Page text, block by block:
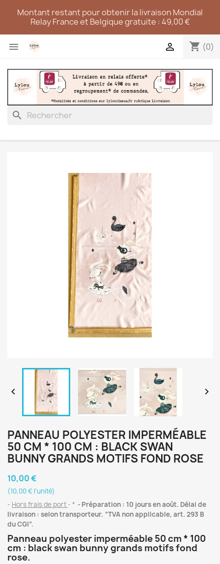
Montant restant pour obtenir la livraison Mondial
Relay France et Belgique gratuite : 49,00 €
 shopping_cart (0)

search
 
PANNEAU POLYESTER IMPERMÉABLE
50 CM * 100 CM : BLACK SWAN
BUNNY GRANDS MOTIFS FOND ROSE
10,00 €
(10,00 € l'unité)
Hors frais de port
*
Préparation : 10 jours en août. Délai de
livraison : selon transporteur. “TVA non applicable, art. 293 B
du CGI”.
Panneau polyester imperméable 50 cm * 100
cm : black swan bunny grands motifs fond
rose.